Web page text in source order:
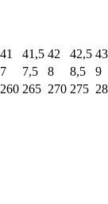
41 41,5 42 42,5 43
7 7,5 8 8,5
9
260 265 270 275